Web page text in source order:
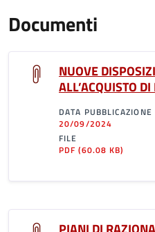
Documenti
NUOVE
ALL’ACQUISTO
DATA PUBBLICAZIONE
20/09/2024
FILE
PDF(60.08 KB)